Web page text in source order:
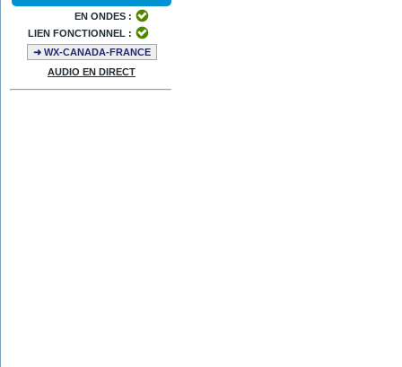
EN ONDES :
LIEN FONCTIONNEL :
➜ WX-CANADA-FRANCE
AUDIO EN DIRECT